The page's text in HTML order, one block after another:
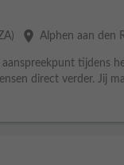
place Alphen aan den
aanspreekpunt tijdens
direct verder. Jij